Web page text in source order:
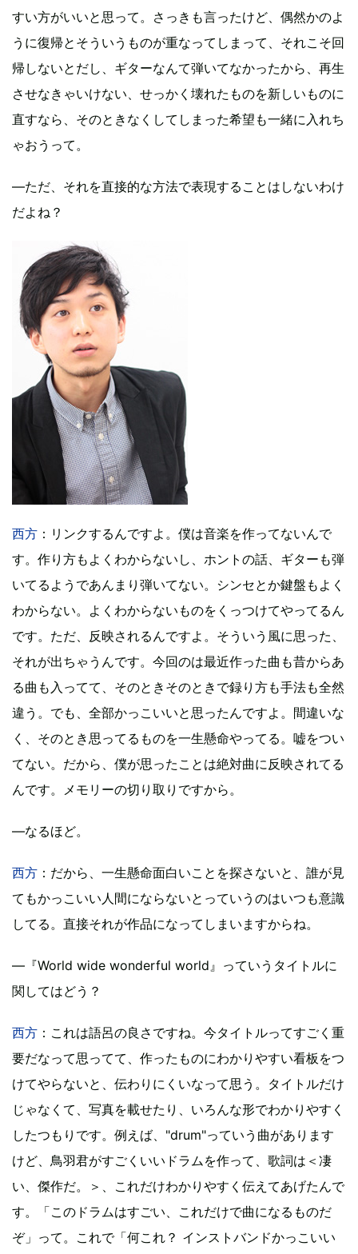
すい方がいいと思って。さっきも言ったけど、偶然かのよ
うに復帰とそういうものが重なってしまって、それこそ回
帰しないとだし、ギターなんて弾いてなかったから、再生
させなきゃいけない、せっかく壊れたものを新しいものに
直すなら、そのときなくしてしまった希望も一緒に入れち
ゃおうって。
―ただ、それを直接的な方法で表現することはしないわけ
だよね？
西方 ：リンクするんですよ。僕は音楽を作ってないんで
す。作り方もよくわからないし、ホントの話、ギターも弾
いてるようであんまり弾いてない。シンセとか鍵盤もよく
わからない。よくわからないものをくっつけてやってるん
です。ただ、反映されるんですよ。そういう風に思った、
それが出ちゃうんです。今回のは最近作った曲も昔からあ
る曲も入ってて、そのときそのときで録り方も手法も全然
違う。でも、全部かっこいいと思ったんですよ。間違いな
く、そのとき思ってるものを一生懸命やってる。嘘をつい
てない。だから、僕が思ったことは絶対曲に反映されてる
んです。メモリーの切り取りですから。
―なるほど。
西方 ：だから、一生懸命面白いことを探さないと、誰が見
てもかっこいい人間にならないとっていうのはいつも意識
してる。直接それが作品になってしまいますからね。
―『World wide wonderful world』っていうタイトルに
関してはどう？
西方 ：これは語呂の良さですね。今タイトルってすごく重
要だなって思ってて、作ったものにわかりやすい看板をつ
けてやらないと、伝わりにくいなって思う。タイトルだけ
じゃなくて、写真を載せたり、いろんな形でわかりやすく
したつもりです。例えば、"drum"っていう曲があります
けど、鳥羽君がすごくいいドラムを作って、歌詞は＜凄
い、傑作だ。＞、これだけわかりやすく伝えてあげたんで
す。「このドラムはすごい、これだけで曲になるものだ
ぞ」って。これで「何これ？ インストバンドかっこいい